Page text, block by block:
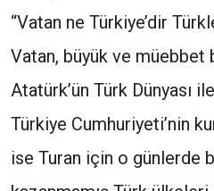
“Vatan ne Türkiye’dir
Vatan, büyük ve müebbet
Atatürk’ün Türk Dünyası
Türkiye Cumhuriyeti’nin
ise Turan için o günlerde